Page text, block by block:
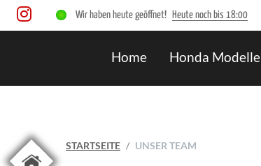
Wir haben heute geöffnet! Heute noch bis 18:00
Home Honda Modelle
STARTSEITE UNSER TEAM